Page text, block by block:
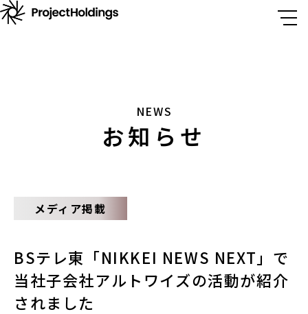
NEWS
お知らせ
メディア掲載
BSテレ東「NIKKEI NEWS NEXT」で
当社子会社アルトワイズの活動が紹介
されました